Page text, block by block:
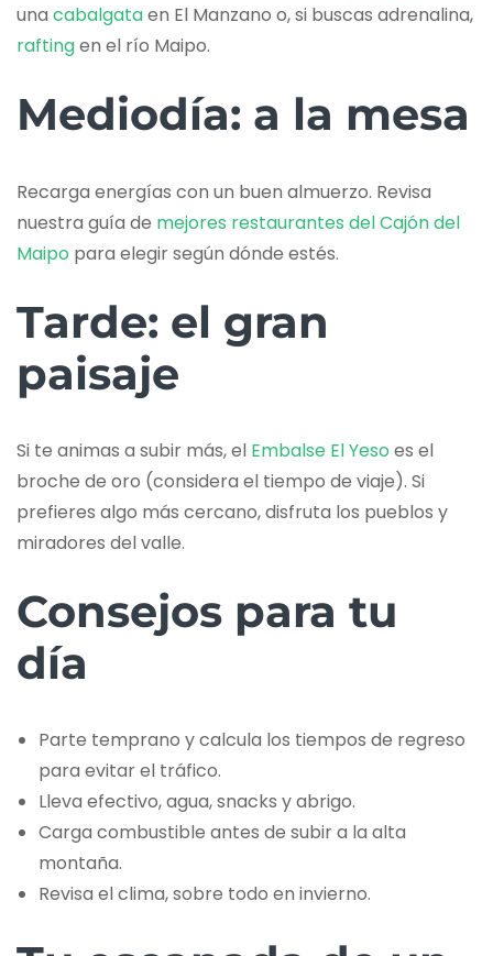
una cabalgataen El Manzano o, si buscas adrenalina,
raftingen el río Maipo.
Mediodía: a la mesa
Recarga energías con un buen almuerzo. Revisa
nuestra guía de mejores restaurantes del Cajón del
Maipo para elegir según dónde estés.
Tarde: el gran
paisaje
Si te animas a subir más, el Embalse El Yeso es el
broche de oro (considera el tiempo de viaje). Si
prefieres algo más cercano, disfruta los pueblos y
miradores del valle.
Consejos para tu
día
Parte temprano y calcula los tiempos de regreso
para evitar el tráfico.
Lleva efectivo, agua, snacks y abrigo.
Carga combustible antes de subir a la alta
montaña.
Revisa el clima, sobre todo en invierno.